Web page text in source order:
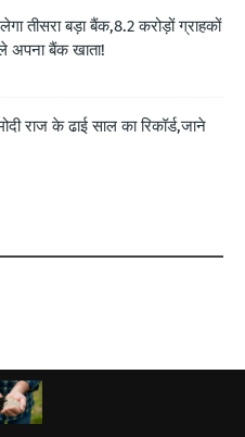
तीसरा बड़ा बैंक,8.2 करोड़ों ग्राहकों
अपना बैंक खाता!
राज के ढाई साल का रिकॉर्ड,जाने